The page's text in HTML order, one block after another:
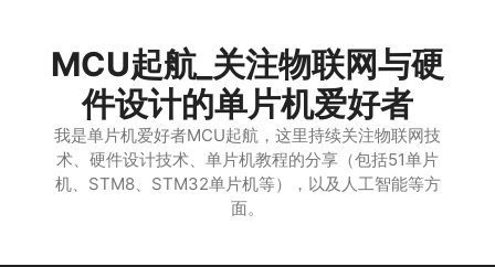
MCU起航_关注物联网与硬
件设计的单片机爱好者
我是单片机爱好者MCU起航，这里持续关注物联网技
术、硬件设计技术、单片机教程的分享（包括51单片
机、STM8、STM32单片机等），以及人工智能等方
面。